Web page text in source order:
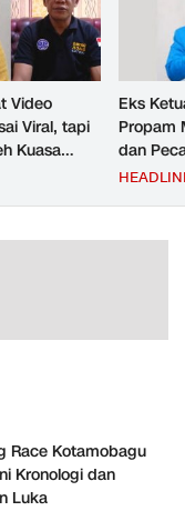
Video
Viral, tapi
Kuasa
Eks
Propam
dan
Beking
Race Kotamobagu
Kronologi dan
Luka